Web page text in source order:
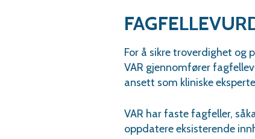
For å sikre troverdighet og
VAR gjennomfører
ansett som kliniske
VAR har faste fagfeller,
oppdatere eksisterende